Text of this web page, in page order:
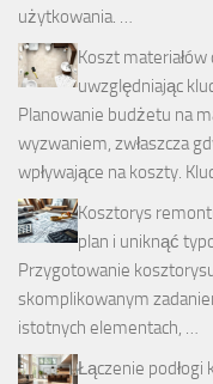
użytkowania. …
Koszt
uwzględniając
Planowanie budżetu na
wyzwaniem, zwłaszcza
wpływające na koszty.
Kosztorys
plan i uniknąć
Przygotowanie
skomplikowanym
istotnych elementach, …
Łączenie podłogi